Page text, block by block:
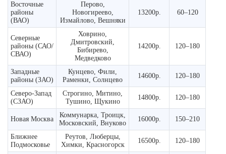
Восточные
районы
(ВАО)
Перово,
Новогиреево,
Измайлово, Вешняки
13200р. 60–120
Северные
районы (САО/
СВАО)
Ховрино,
Дмитровский,
Бибирево,
Медведково
14200р. 120–180
Западные
районы (ЗАО)
Кунцево, Фили,
Раменки, Солнцево
14600р. 120–180
Северо-Запад
(СЗАО)
Строгино, Митино,
Тушино, Щукино
14800р. 120–180
Новая Москва
Коммунарка, Троицк,
Московский, Внуково
16000р. 150–210
Ближнее
Подмосковье
Реутов, Люберцы,
Химки, Красногорск
16500р. 120–180